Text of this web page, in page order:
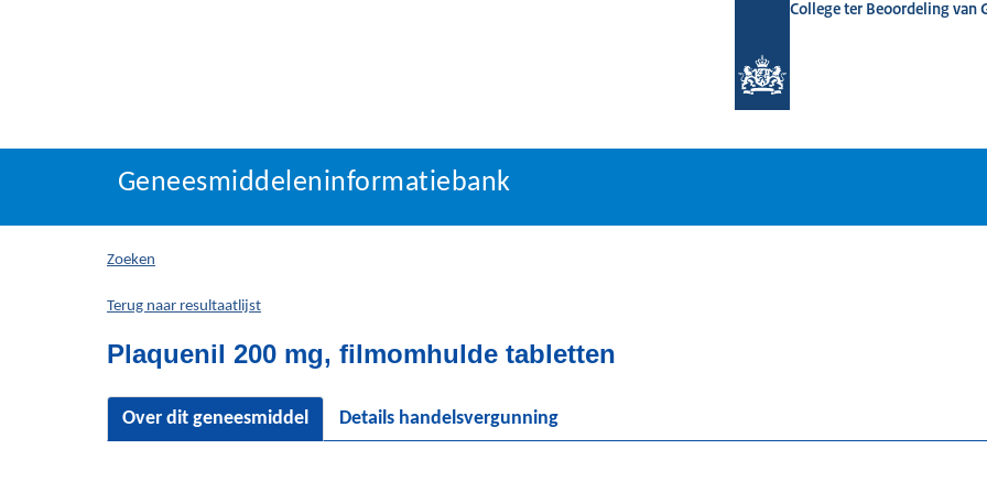
College ter Beoordeling van
Geneesmiddeleninformatiebank
U
hier:
Geneesmiddeleninformatiebank
Zoeken
Terug naar resultaatlijst
Plaquenil 200 mg, filmomhulde tabletten
Over dit geneesmiddel Details handelsvergunning